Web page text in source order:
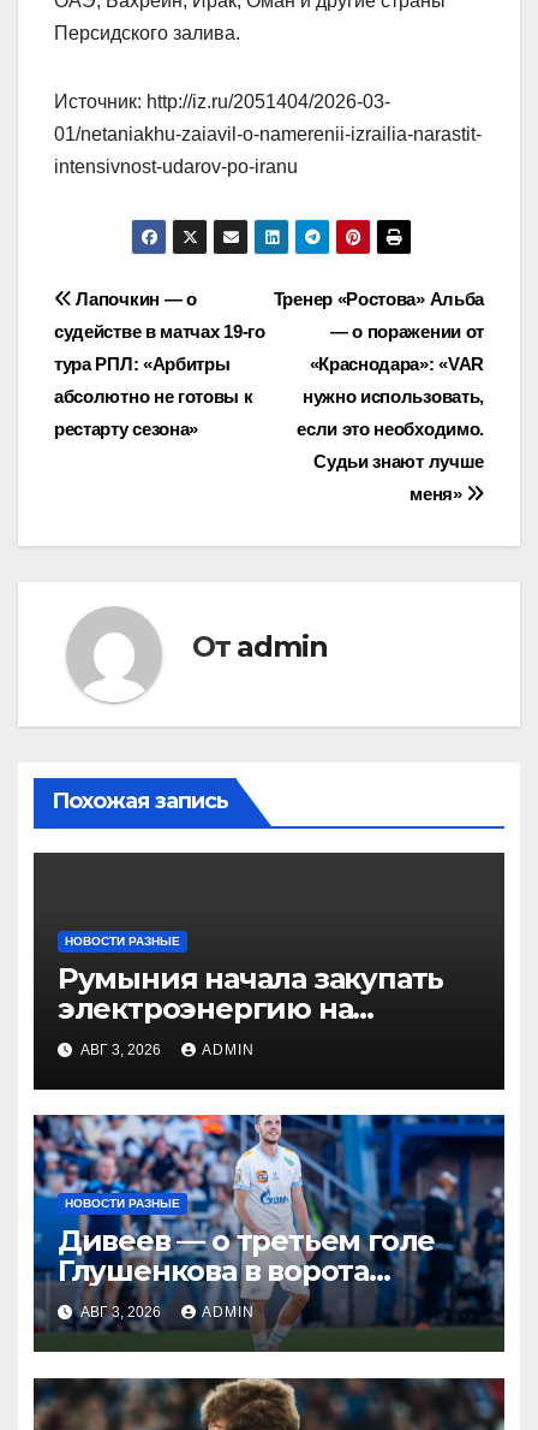
Персидского залива.
Источник: http://iz.ru/2051404/2026-03-
01/netaniakhu-zaiavil-o-namerenii-izrailia-narastit-
intensivnost-udarov-po-iranu
Навигация
по
записям
Тренер «Ростова» Альба
— о поражении от
«Краснодара»: «VAR
нужно использовать,
если это необходимо.
Судьи знают лучше
меня»
Лапочкин — о
судействе в матчах 19‑го
тура РПЛ: «Арбитры
абсолютно не готовы к
рестарту сезона»
От admin
Похожая запись
НОВОСТИ РАЗНЫЕ
Румыния начала закупать
электроэнергию на
Украине из-за дефицита
АВГ 3, 2026 ADMIN
НОВОСТИ РАЗНЫЕ
Дивеев — о третьем голе
Глушенкова в ворота
«Оренбурга»: «Напомнил
Джону Джону, что
наигрывали в такой
ситуации»
АВГ 3, 2026 ADMIN